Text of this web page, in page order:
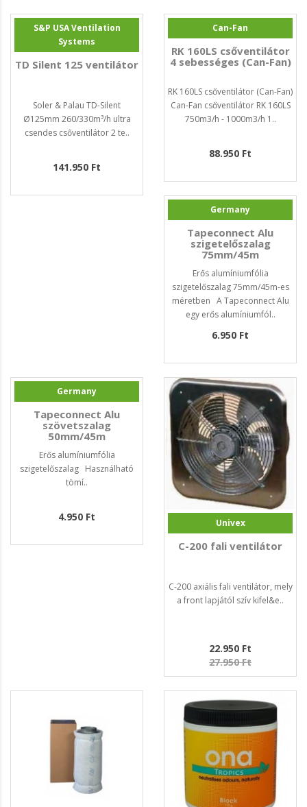
S&P USA Ventilation
Systems
TD Silent 125 ventilátor
Soler & Palau TD-Silent
Ø125mm 260/330m³/h ultra
csendes csőventilátor 2 te..
141.950 Ft
Can-Fan
RK 160LS csőventilátor
4 sebességes (Can-Fan)
RK 160LS csőventilátor (Can-Fan)
Can-Fan csőventilátor RK 160LS
750m3/h - 1000m3/h 1..
88.950 Ft
Germany
Tapeconnect Alu
szigetelőszalag
75mm/45m
Erős alumíniumfólia
szigetelőszalag 75mm/45m-es
méretben A Tapeconnect Alu
egy erős alumíniumfól..
6.950 Ft
Germany
Tapeconnect Alu
szövetszalag
50mm/45m
Erős alumíniumfólia
szigetelőszalag Használható
tömí..
4.950 Ft Univex
C-200 fali ventilátor
C-200 axiális fali ventilátor, mely
a front lapjától szív kifel&e..
22.950 Ft
27.950 Ft